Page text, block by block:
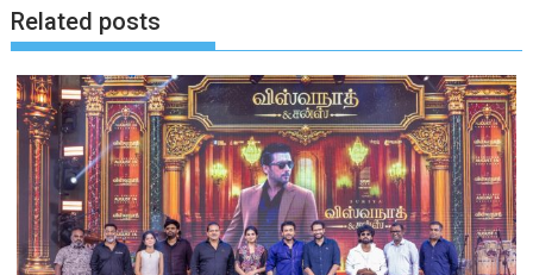
Related posts